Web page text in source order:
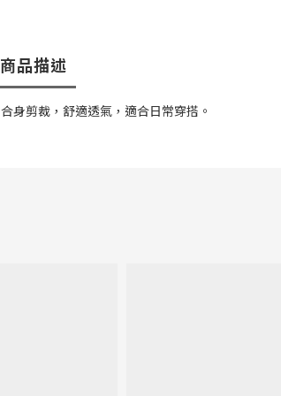
商品描述
合身剪裁， 舒適透氣，適合日常穿搭。